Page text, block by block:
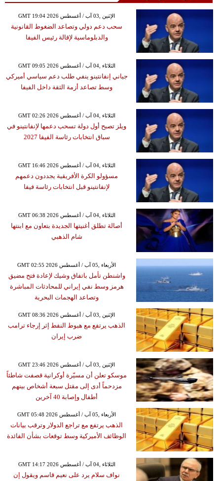
GMT 19:04 2026 الإثنين ,03 آب / أغسطس
سحب دعم دولي وتصاعد الضغوط القانونية
والدبلوماسية لإقالة رئيس الفيفا
GMT 09:05 2026 الثلاثاء ,04 آب / أغسطس
جياني إنفانتينو ينفي طلب دعم سياسي أميركي
وسط تصاعد أزمة الثقة داخل الفيفا
GMT 02:26 2026 الثلاثاء ,04 آب / أغسطس
ويلز تصبح أول دولة تسحب دعمها لإنفانتينو في
سباق انتخابات رئاسة الفيفا 2027
GMT 16:46 2026 الثلاثاء ,04 آب / أغسطس
مسؤولو الكرة الأفريقية يجددون دعمهم
لإنفانتينو قبل انتخابات رئاسة فيفا
GMT 06:38 2026 الثلاثاء ,04 آب / أغسطس
أصالة تطلق أغنيتها الجديدة بتعاون مع ابنتها
شام الذهبي
GMT 02:55 2026 الأربعاء ,05 آب / أغسطس
واشنطن تأمل باتفاق وشيك لإعادة فتح مضيق
هرمز وسط نفي إيراني للمحادثات المباشرة
وتصاعد الهجمات البحرية
GMT 08:36 2026 الإثنين ,03 آب / أغسطس
الذهب يرتفع مع هبوط النفط إثر إرجاء ترامب
ضرب إيران
GMT 23:46 2026 الإثنين ,03 آب / أغسطس
موسكو تعلن أن مسيّرة أوكرانية قصفت شاطئاً
مزدحماً أدى إلى مقتل سبعة أشخاص بينهم
أطفال وإصابة 40 آخرين
GMT 05:48 2026 الأربعاء ,05 آب / أغسطس
الذهب يرتفع مع تراجع الدولار وترقب بيانات
الوظائف الأميركية وسط توقعات بشأن الفائدة
GMT 14:17 2026 الثلاثاء ,04 آب / أغسطس
نواف سلام يرد على نعيم قاسم ويقول إن